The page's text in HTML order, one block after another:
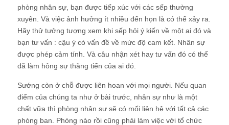
phòng nhân sự, bạn được tiếp xúc với các sếp thường
xuyên. Và việc ảnh hưởng ít nhiều đến họn là có thể xảy ra.
Hãy thử tưởng tượng xem khi sếp hỏi ý kiến về một ai đó và
bạn tư vấn : cậu ý có vấn đề về mức độ cam kết. Nhân sự
được phép cảm tính. Và câu nhận xét hay tư vấn đó có thể
đã làm hỏng sự thăng tiến của ai đó.
Sướng còn ở chỗ được liên hoan với mọi người. Nếu quan
điểm của chúng ta như ở bài trước, nhân sự như là một
chất vữa thì phòng nhân sự sẽ có mối liên hệ với tất cả các
phòng ban. Phòng nào rồi cũng phải làm việc với tổ chức